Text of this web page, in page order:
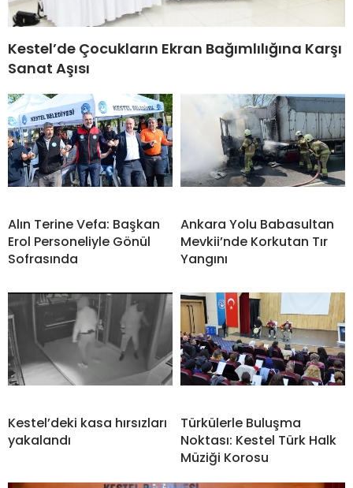
Kestel’de Çocukların Ekran Bağımlılığına Karşı
Sanat Aşısı
Alın Terine Vefa: Başkan
Erol Personeliyle Gönül
Sofrasında
Ankara Yolu Babasultan
Mevkii’nde Korkutan Tır
Yangını
Kestel’deki kasa hırsızları
yakalandı
Türkülerle Buluşma
Noktası: Kestel Türk Halk
Müziği Korosu